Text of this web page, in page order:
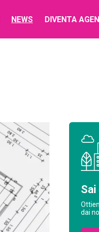
NEWS DIVENTA
Sai
dai